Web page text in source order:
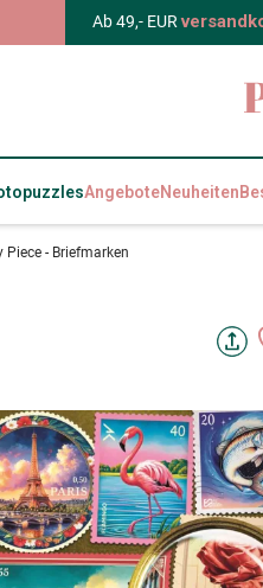
Ab 49,- EUR
AngeboteNeuheiten
Piece - Briefmarken